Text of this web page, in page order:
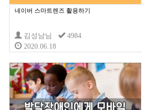
네이버 스마트렌즈 활용하기
김성남님
4984
2020.06.18